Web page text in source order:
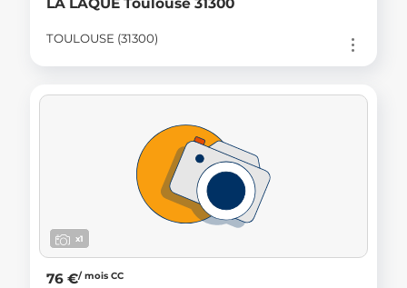
TOULOUSE (31300)
x1
76 €/ mois CC